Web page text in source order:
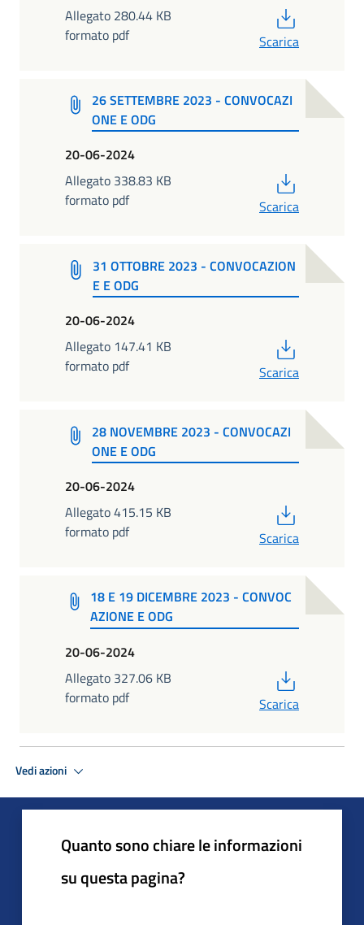
Allegato 280.44 KB
formato pdf
Scarica
26 SETTEMBRE 2023 - CONVOCAZI
ONE E ODG
20-06-2024
Allegato 338.83 KB
formato pdf
Scarica
31 OTTOBRE 2023 - CONVOCAZION
E E ODG
20-06-2024
Allegato 147.41 KB
formato pdf
Scarica
28 NOVEMBRE 2023 - CONVOCAZI
ONE E ODG
20-06-2024
Allegato 415.15 KB
formato pdf
Scarica
18 E 19 DICEMBRE 2023 - CONVOC
AZIONE E ODG
20-06-2024
Allegato 327.06 KB
formato pdf
Scarica
Vedi azioni
Quanto sono chiare le informazioni
su questa pagina?